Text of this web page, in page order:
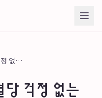
볼비 두유요거트: 혈당 걱정 없는 무설탕 간식 추천: Everything You Need to Know
당 걱정 없는